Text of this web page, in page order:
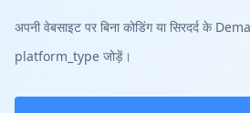
अपनी वेबसाइट पर बिना कोडिंग या सिरदर्द के
platform_type जोड़ें।